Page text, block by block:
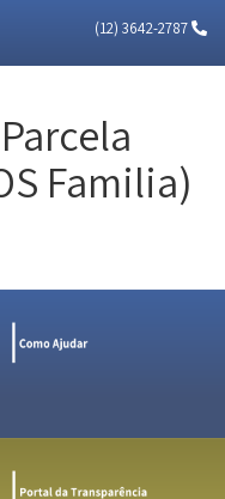
(12) 3642-2787
Familia)